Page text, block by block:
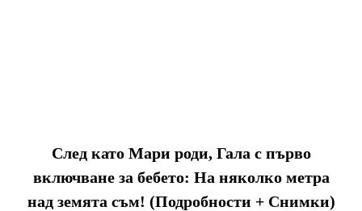
След като Мари роди, Гала с първо
включване за бебето: На няколко метра
над земята съм! (Подробности + Снимки)